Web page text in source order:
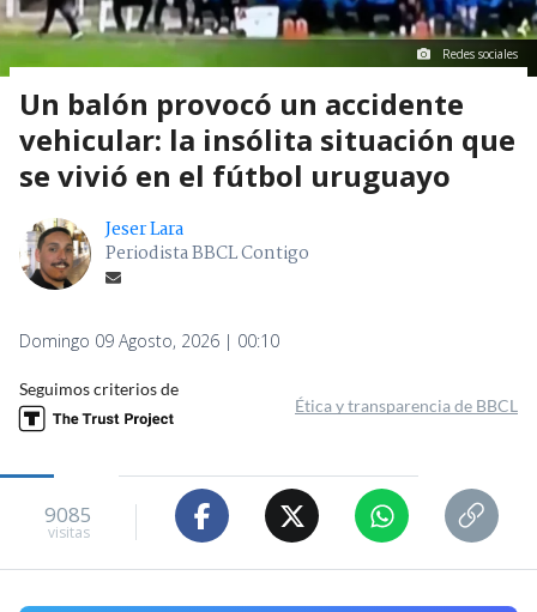
Redes sociales
Un balón provocó un accidente
vehicular: la insólita situación que
se vivió en el fútbol uruguayo
Jeser Lara
Periodista BBCL Contigo
Domingo 09 Agosto, 2026 | 00:10
Seguimos criterios de
Ética y transparencia de BBCL
9085
visitas